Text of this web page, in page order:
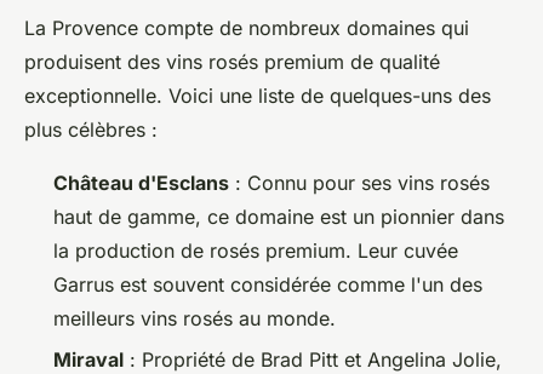
La Provence compte de nombreux domaines qui
produisent des vins rosés premium de qualité
exceptionnelle. Voici une liste de quelques-uns des
plus célèbres :
Château d'Esclans : Connu pour ses vins rosés
haut de gamme, ce domaine est un pionnier dans
la production de rosés premium. Leur cuvée
Garrus est souvent considérée comme l'un des
meilleurs vins rosés au monde.
Miraval : Propriété de Brad Pitt et Angelina Jolie,